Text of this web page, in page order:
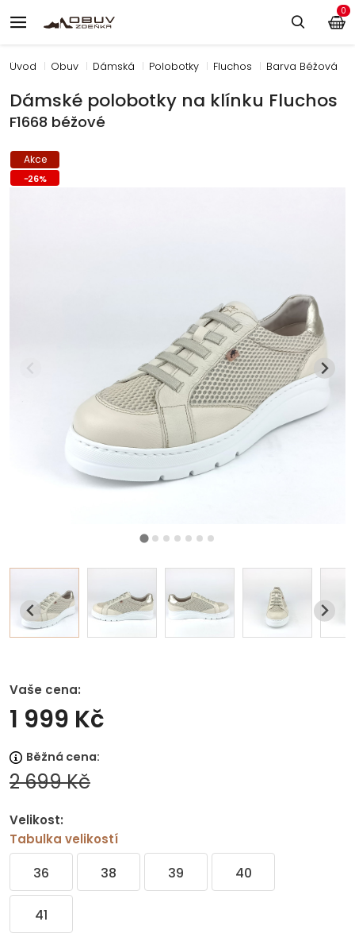
Úvod Obuv Dámská Polobotky Fluchos Barva Béžová
Dámské polobotky na klínku Fluchos
F1668 béžové
Akce
-26%
Vaše cena:
1 999 Kč
Běžná cena:
2 699 Kč
Velikost:
Tabulka velikostí
36 38 39 40
41
0